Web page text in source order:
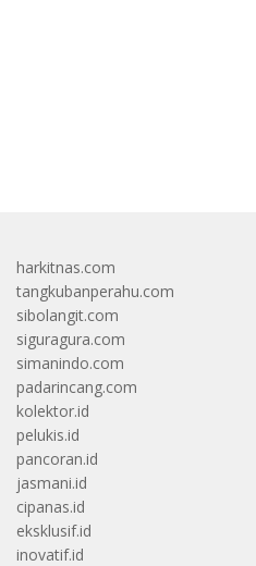
harkitnas.com
tangkubanperahu.com
sibolangit.com
siguragura.com
simanindo.com
padarincang.com
kolektor.id
pelukis.id
pancoran.id
jasmani.id
cipanas.id
eksklusif.id
inovatif.id